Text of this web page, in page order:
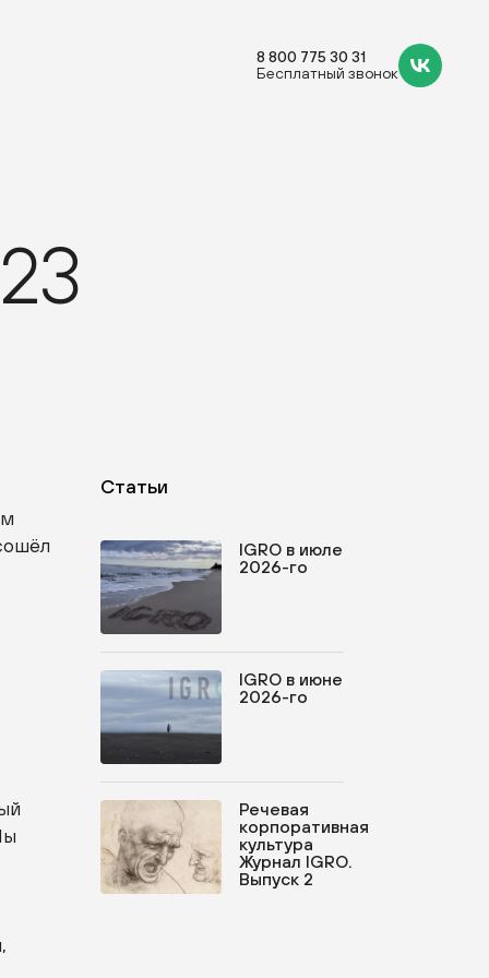
8 800 775 30 31
Бесплатный звонок
Статьи
IGRO в июле
2026-го
IGRO в июне
2026-го
Речевая
корпоративная
культура
Журнал IGRO.
Выпуск 2